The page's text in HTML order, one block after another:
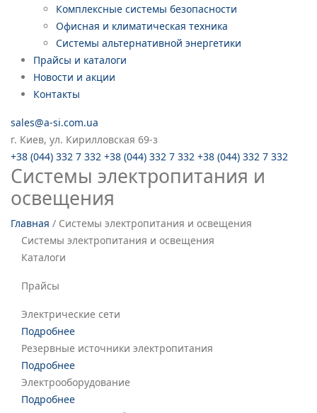
Комплексные системы безопасности
Офисная и климатическая техника
Системы альтернативной энергетики
Прайсы и каталоги
Новости и акции
Контакты
sales@a-si.com.ua
г. Киев, ул. Кирилловская 69-з
+38 (044) 332 7 332 +38 (044) 332 7 332 +38 (044) 332 7 332
Системы электропитания и
освещения
Главная / Системы электропитания и освещения
Системы электропитания и освещения
Каталоги
Прайсы
Электрические сети
Подробнее
Резервные источники электропитания
Подробнее
Электрооборудование
Подробнее